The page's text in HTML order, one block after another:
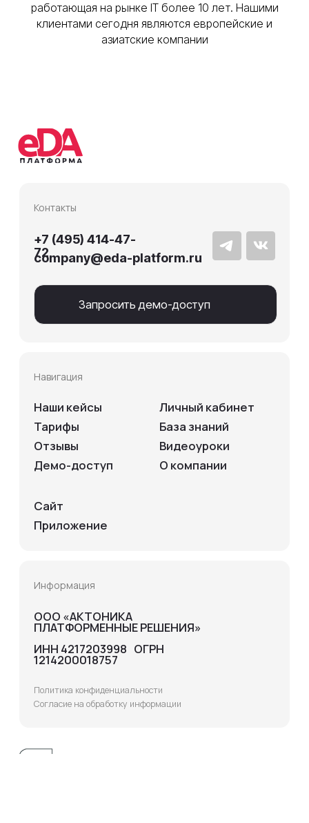
работающая на рынке IT более 10 лет. Нашими
клиентами сегодня являются европейские и
азиатские компании